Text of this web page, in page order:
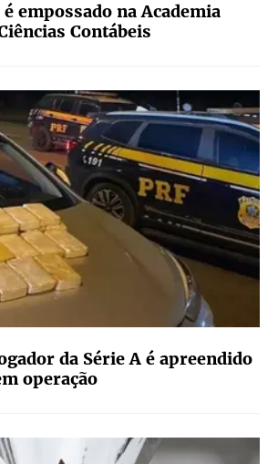
empossado na Academia
Contábeis
da Série A é apreendido
operação